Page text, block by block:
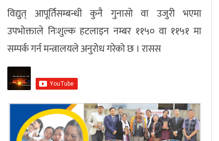
विद्युत् आपूर्तिसम्बन्धी कुनै गुनासो वा उजुरी भएमा
उपभोक्ताले निःशुल्क हटलाइन नम्बर ११५० वा ११५१ मा
सम्पर्क गर्न मन्त्रालयले अनुरोध गरेको छ । रासस